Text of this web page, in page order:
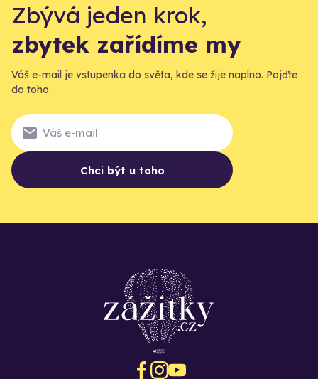
Zbývá jeden krok,
zbytek zařídíme my
Váš e-mail je vstupenka do světa, kde se žije naplno. Pojďte
do toho.
Chci být u toho